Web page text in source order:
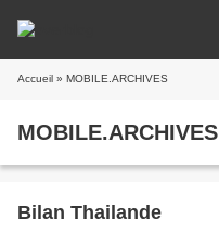
Accueil » MOBILE.ARCHIVES
MOBILE.ARCHIVES
Bilan Thailande